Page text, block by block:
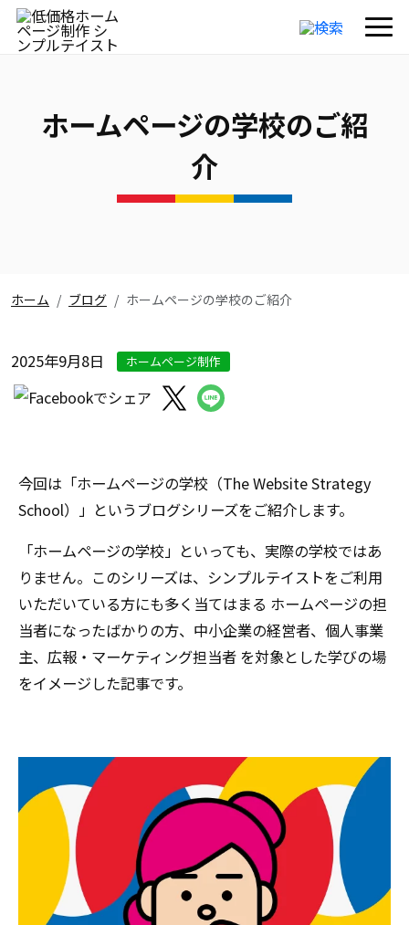
ホームページの学校のご紹
介
ホーム ブログ ホームページの学校のご紹介
2025年9月8日 ホームページ制作
今回は「ホームページの学校（The Website Strategy
School）」というブログシリーズをご紹介します。
「ホームページの学校」といっても、実際の学校ではあ
りません。このシリーズは、シンプルテイストをご利用
いただいている方にも多く当てはまる ホームページの担
当者になったばかりの方、中小企業の経営者、個人事業
主、広報・マーケティング担当者 を対象とした学びの場
をイメージした記事です。